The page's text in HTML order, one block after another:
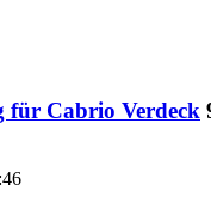
für Cabrio Verdeck